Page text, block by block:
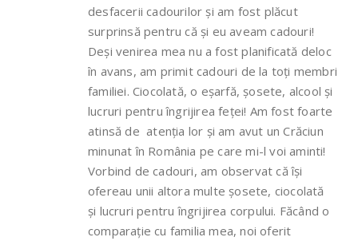
desfacerii cadourilor și am fost plăcut
surprinsă pentru că și eu aveam cadouri!
Deși venirea mea nu a fost planificată deloc
în avans, am primit cadouri de la toți membri
familiei. Ciocolată, o eșarfă, șosete, alcool și
lucruri pentru îngrijirea feței! Am fost foarte
atinsă de atenția lor și am avut un Crăciun
minunat în România pe care mi-l voi aminti!
Vorbind de cadouri, am observat că își
ofereau unii altora multe șosete, ciocolată
și lucruri pentru îngrijirea corpului. Făcând o
comparație cu familia mea, noi oferit